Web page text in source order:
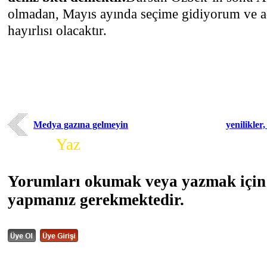
olmadan, Mayıs ayında seçime gidiyorum ve
hayırlısı olacaktır.
Medya gazına gelmeyin yenilikler,
Yaz
Yorumları okumak veya yazmak
yapmanız gerekmektedir.